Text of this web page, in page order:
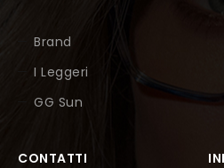
Brand
I Leggeri
GG Sun
CONTATTI